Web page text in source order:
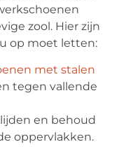
zool. Hier zijn
op moet letten:
met stalen
tegen vallende
en behoud
oppervlakken.